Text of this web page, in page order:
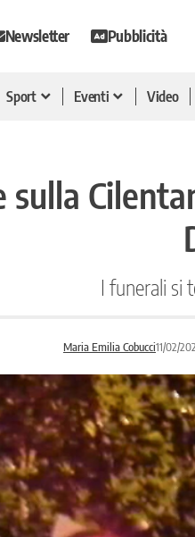
Newsletter Pubblicità
Sport Eventi Video
I funerali si
Maria Emilia Cobucci11/02/